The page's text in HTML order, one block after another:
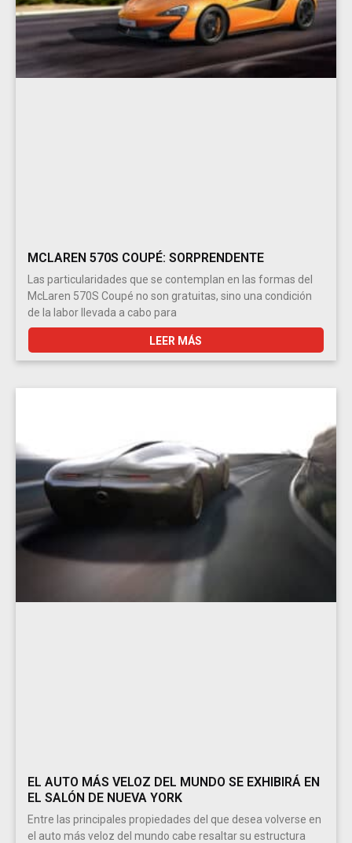
MCLAREN 570S COUPÉ: SORPRENDENTE
Las particularidades que se contemplan en las formas del
McLaren 570S Coupé no son gratuitas, sino una condición
de la labor llevada a cabo para
LEER MÁS
EL AUTO MÁS VELOZ DEL MUNDO SE EXHIBIRÁ EN
EL SALÓN DE NUEVA YORK
Entre las principales propiedades del que desea volverse en
el auto más veloz del mundo cabe resaltar su estructura